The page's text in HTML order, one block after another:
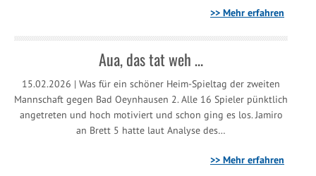
>> Mehr erfahren
Aua, das tat weh …
15.02.2026 | Was für ein schöner Heim-Spieltag der zweiten
Mannschaft gegen Bad Oeynhausen 2. Alle 16 Spieler pünktlich
angetreten und hoch motiviert und schon ging es los. Jamiro
an Brett 5 hatte laut Analyse des…
>> Mehr erfahren